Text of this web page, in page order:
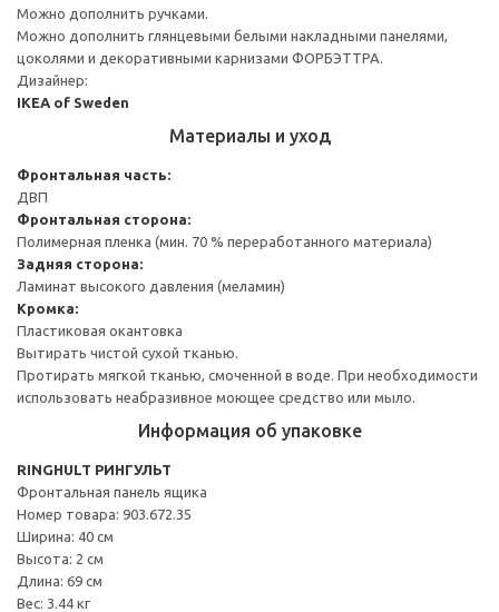
Можно дополнить ручками.
Можно дополнить глянцевыми белыми накладными панелями,
цоколями и декоративными карнизами ФОРБЭТТРА.
Дизайнер:
IKEA of Sweden
Материалы и уход
Фронтальная часть:
ДВП
Фронтальная сторона:
Полимерная пленка (мин. 70 % переработанного материала)
Задняя сторона:
Ламинат высокого давления (меламин)
Кромка:
Пластиковая окантовка
Вытирать чистой сухой тканью.
Протирать мягкой тканью, смоченной в воде. При необходимости
использовать неабразивное моющее средство или мыло.
Информация об упаковке
RINGHULT РИНГУЛЬТ
Фронтальная панель ящика
Номер товара: 903.672.35
Ширина: 40 см
Высота: 2 см
Длина: 69 см
Вес: 3.44 кг